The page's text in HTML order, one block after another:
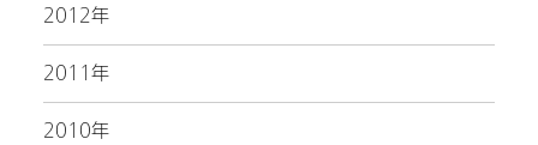
2012年
2011年
2010年